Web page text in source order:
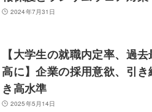
2024年7月31日
【大学生の就職内定率、過去
高に】企業の採用意欲、引き
き高水準
2025年5月14日